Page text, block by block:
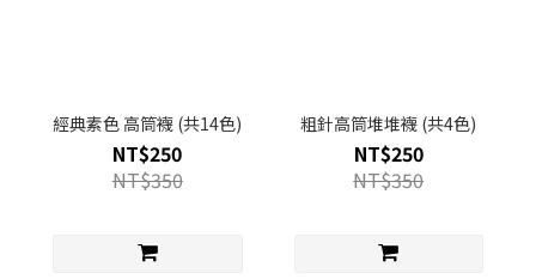
經典素色 高筒襪 (共14色)
NT$250
NT$350
粗針高筒堆堆襪 (共4色)
NT$250
NT$350